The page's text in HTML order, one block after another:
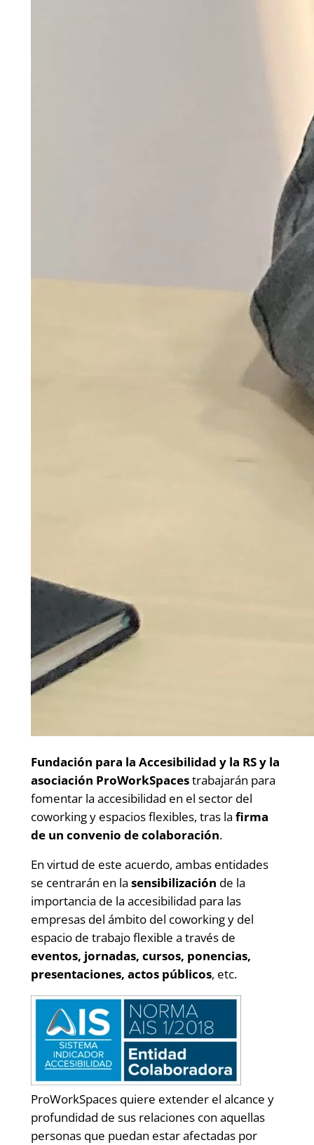
Fundación para la Accesibilidad y la RS y la
asociación ProWorkSpacestrabajarán para
fomentar la accesibilidad en el sector del
coworking y espacios flexibles, tras la firma
de un convenio de colaboración.
En virtud de este acuerdo, ambas entidades
se centrarán en la sensibilización de la
importancia de la accesibilidad para las
empresas del ámbito del coworking y del
espacio de trabajo flexible a través de
eventos, jornadas, cursos, ponencias,
presentaciones, actos públicos, etc.
ProWorkSpaces quiere extender el alcance y
profundidad de sus relaciones con aquellas
personas que puedan estar afectadas por